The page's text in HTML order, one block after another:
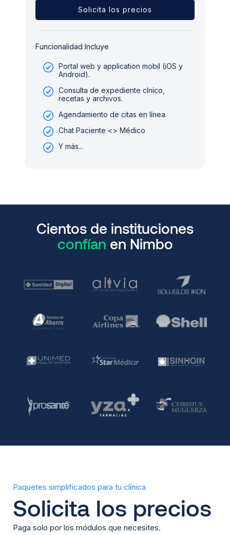
Solicita los precios
Funcionalidad Incluye
Portal web y application mobil (iOS y
Android).
Consulta de expediente clníco,
recetas y archivos.
Agendamiento de citas en línea.
Chat Paciente <> Médico
Y más...
Cientos de instituciones
confían en Nimbo
Paquetes simplificados para tu clínica
Solicita los precios
Paga solo por los módulos que necesites.